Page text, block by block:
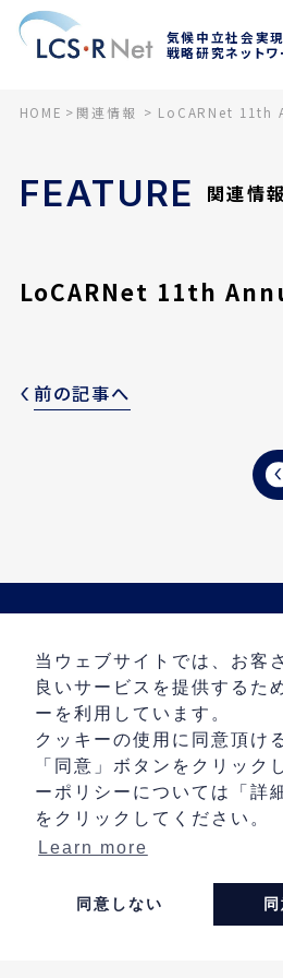
当ウェブサイトでは、お客
良いサービスを提供するた
ーを利用しています。
クッキーの使用に同意頂け
「同意」ボタンをクリック
ーポリシーについては「詳
をクリックしてください。
Learn more
同意しない
気候中立社会実
戦略研究ネットワ
HOME 関連情報 LoCARNet 11th
FEATURE 関連情報
LoCARNet 11th
前の記事へ
PRIVACY POLICY
CONTACT
® Copyright 2013 LCS-RNet.All